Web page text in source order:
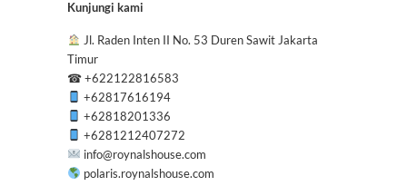
Kunjungi kami
Jl. Raden Inten II No. 53 Duren Sawit Jakarta
Timur
☎+622122816583
+62817616194
+62818201336
+6281212407272
info@roynalshouse.com
polaris.roynalshouse.com